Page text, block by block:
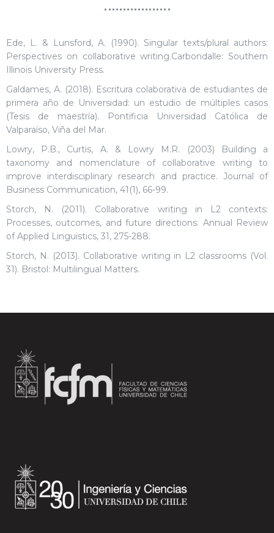
Ede, L. & Lunsford, A. (1990). Singular texts/plural authors:
Perspectives on collaborative writing.Carbondalle: Southern
Illinois University Press.
Galdames, A. (2018). Escritura colaborativa de estudiantes de
primera año de Universidad: un estudio de múltiples casos
(Tesis de maestría). Pontificia Universidad Católica de
Valparaíso, Viña del Mar.
Lowry, P.B., Curtis, A. & Lowry M.R. (2003) Building a
taxonomy and nomenclature of collaborative writing to
improve interdisciplinary research and practice. Journal of
Business Communication, 41(1), 66-99.
Storch, N. (2011). Collaborative writing in L2 contexts:
Processes, outcomes, and future directions. Annual Review
of Applied Linguistics, 31, 275-288.
Storch, N. (2013). Collaborative writing in L2 classrooms (Vol.
31). Bristol: Multilingual Matters.